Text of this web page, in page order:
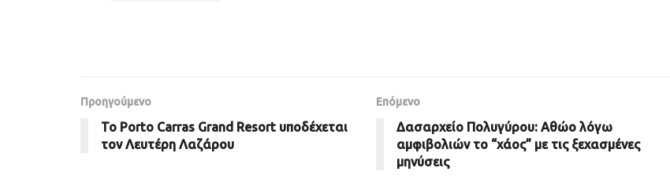
Προηγούμενο
To Porto Carras Grand Resort υποδέχεται
τον Λευτέρη Λαζάρου
Επόμενο
Δασαρχείο Πολυγύρου: Αθώο λόγω
αμφιβολιών το “χάος” με τις ξεχασμένες
μηνύσεις